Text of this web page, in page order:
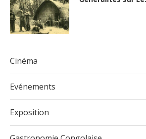
Cinéma
Evénements
Exposition